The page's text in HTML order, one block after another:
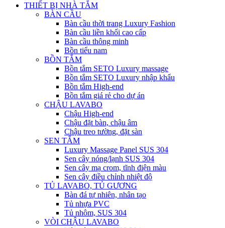
THIẾT BỊ NHÀ TẮM
BÀN CẦU
Bàn cầu thời trang Luxury Fashion
Bàn cầu liền khối cao cấp
Bàn cầu thông minh
Bồn tiểu nam
BỒN TẮM
Bồn tắm SETO Luxury massage
Bồn tắm SETO Luxury nhập khẩu
Bồn tắm High-end
Bồn tắm giá rẻ cho dự án
CHẬU LAVABO
Chậu High-end
Chậu đặt bàn, chậu âm
Chậu treo tường, đặt sàn
SEN TẮM
Luxury Massage Panel SUS 304
Sen cây nóng/lạnh SUS 304
Sen cây mạ crom, tĩnh điện màu
Sen cây điều chỉnh nhiệt độ
TỦ LAVABO, TỦ GƯƠNG
Bàn đá tự nhiên, nhân tạo
Tủ nhựa PVC
Tủ nhôm, SUS 304
VÒI CHẬU LAVABO